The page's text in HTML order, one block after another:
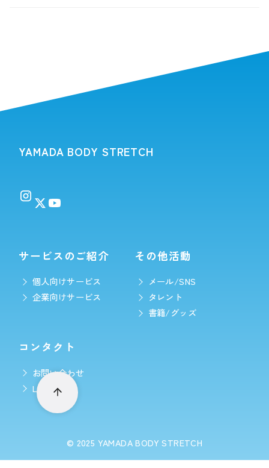
YAMADA BODY STRETCH
サービスのご紹介
個人向けサービス
企業向けサービス
その他活動
メール/SNS
タレント
書籍/グッズ
コンタクト
お問い合わせ
LINE予約
© 2025 YAMADA BODY STRETCH